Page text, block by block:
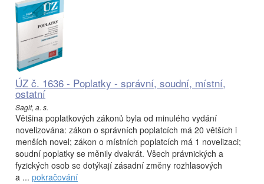
ÚZ č. 1636 - Poplatky - správní, soudní, místní,
ostatní
Sagit, a. s.
Většina poplatkových zákonů byla od minulého vydání
novelizována: zákon o správních poplatcích má 20 větších i
menších novel; zákon o místních poplatcích má 1 novelizaci;
soudní poplatky se měnily dvakrát. Všech právnických a
fyzických osob se dotýkají zásadní změny rozhlasových
a ... pokračování